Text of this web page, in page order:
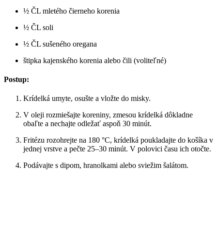
½ ČL mletého čierneho korenia
½ ČL soli
½ ČL sušeného oregana
štipka kajenského korenia alebo čili (voliteľné)
Postup:
Krídelká umyte, osušte a vložte do misky.
V oleji rozmiešajte koreniny, zmesou krídelká dôkladne
obaľte a nechajte odležať aspoň 30 minút.
Fritézu rozohrejte na 180 °C, krídelká poukladajte do košíka v
jednej vrstve a pečte 25–30 minút. V polovici času ich otočte.
Podávajte s dipom, hranolkami alebo sviežim šalátom.